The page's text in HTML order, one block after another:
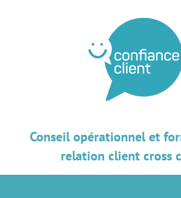
Conseil opérationnel et
relation client cross